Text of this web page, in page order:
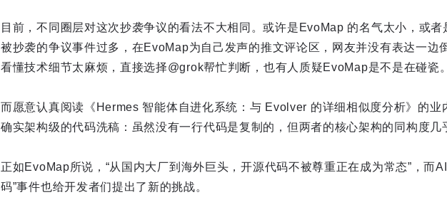
目前，不同圈层对这次抄袭争议的看法不大相同。或许是EvoMap 的名气太小，或者
被抄袭的争议事件过多，在EvoMap为自己发声的推文评论区，网友并没有表达一边
看懂技术细节太麻烦，直接选择@grok帮忙判断，也有人质疑EvoMap是不是在碰瓷。
而愿意认真阅读《Hermes 智能体自进化系统：与 Evolver 的详细相似度分析》的业
确实架构级的代码洗稿：虽然没有一行代码是复制的，但两者的核心架构的同构度几
正如EvoMap所说，“从国内大厂到海外巨头，开源代码不被尊重正在成为常态”，而
码”事件也给开发者们提出了新的挑战。